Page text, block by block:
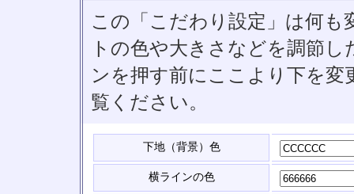
この「こだわり設定」は何
トの色や大きさなどを調節
ンを押す前にここより下を
覧ください。
下地（背景）色
横ラインの色